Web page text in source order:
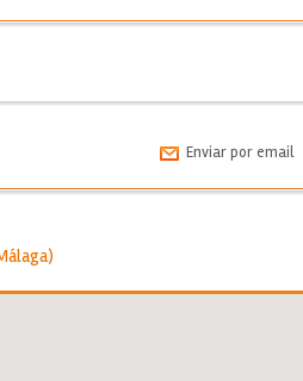
Enviar por email
)